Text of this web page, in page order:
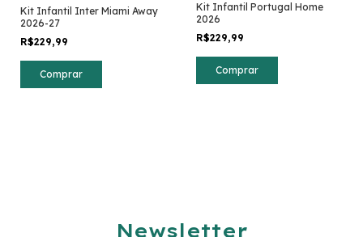
Kit Infantil Inter Miami Away
2026-27
R$229,99
Comprar
Kit Infantil Portugal Home
2026
R$229,99
Comprar
Newsletter